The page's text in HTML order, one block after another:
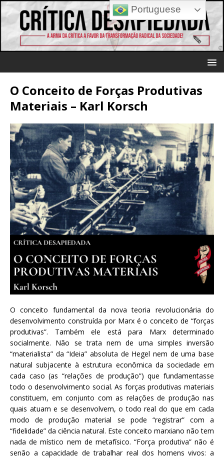
O Conceito de Forças Produtivas
Materiais – Karl Korsch
O conceito fundamental da nova teoria revolucionária do
desenvolvimento construída por Marx é o conceito de “forças
produtivas”. Também ele está para Marx determinado
socialmente. Não se trata nem de uma simples inversão
“materialista” da “Ideia” absoluta de Hegel nem de uma base
natural subjacente à estrutura econômica da sociedade em
cada caso (as “relações de produção”) que fundamentasse
todo o desenvolvimento social. As forças produtivas materiais
constituem, em conjunto com as relações de produção nas
quais atuam e se desenvolvem, o todo real do que em cada
modo de produção material se pode “registrar” com a
“fidelidade” da ciência natural. Este conceito marxiano não tem
nada de místico nem de metafísico. “Força produtiva” não é
senão a capacidade de trabalhar real dos homens vivos: a
Portuguese